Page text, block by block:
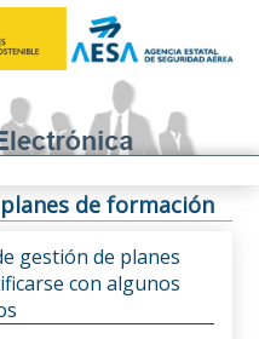
de formación
gestión de planes
con algunos